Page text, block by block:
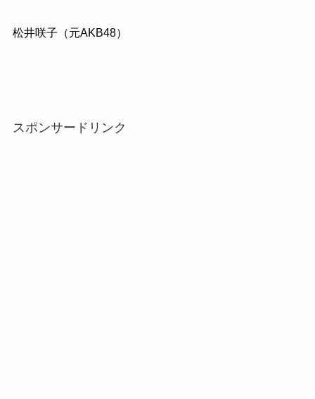
松井咲子（元AKB48）
スポンサードリンク